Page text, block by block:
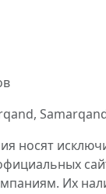
носят
Их